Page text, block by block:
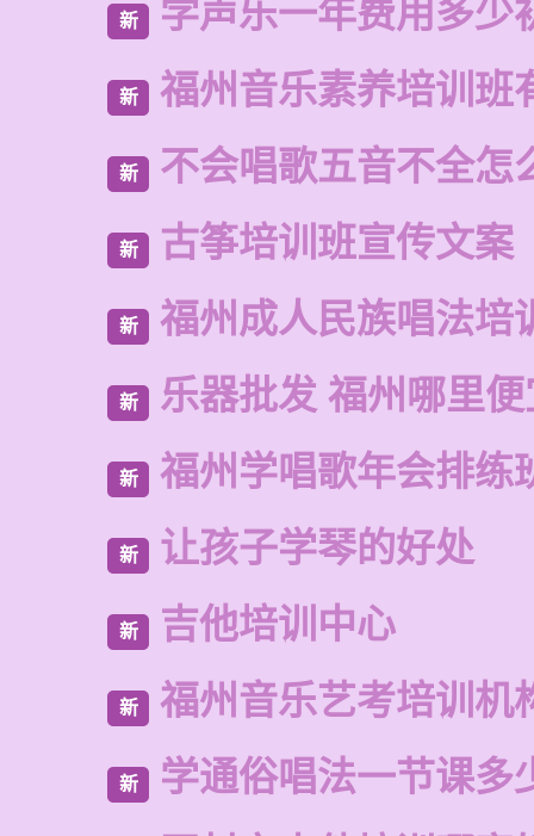
新 学声乐一年费用多少
新 福州音乐素养培训班
新 不会唱歌五音不全怎
新 古筝培训班宣传文案
新 福州成人民族唱法培
新 乐器批发 福州哪里
新 福州学唱歌年会排练
新 让孩子学琴的好处
新 吉他培训中心
新 福州音乐艺考培训机
新 学通俗唱法一节课多